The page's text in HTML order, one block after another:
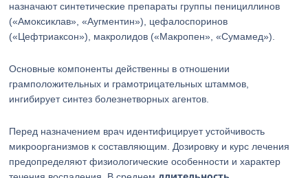
назначают синтетические препараты группы пенициллинов
(«Амоксиклав», «Аугментин»), цефалоспоринов
(«Цефтриаксон»), макролидов («Макропен», «Сумамед»).
Основные компоненты действенны в отношении
грамположительных и грамотрицательных штаммов,
ингибирует синтез болезнетворных агентов.
Перед назначением врач идентифицирует устойчивость
микроорганизмов к составляющим. Дозировку и курс лечения
предопределяют физиологические особенности и характер